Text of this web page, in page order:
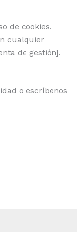
de cookies.
cualquier
de gestión].
o escríbenos